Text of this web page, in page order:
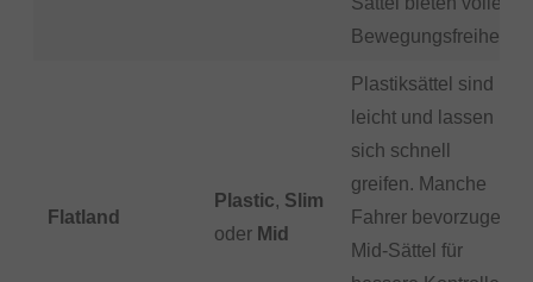
Bewegungsfreiheit.
Flatland
Plastic, Slim
oder Mid
Plastiksättel sind
leicht und lassen
sich schnell
greifen. Manche
Fahrer bevorzugen
Mid-Sättel für